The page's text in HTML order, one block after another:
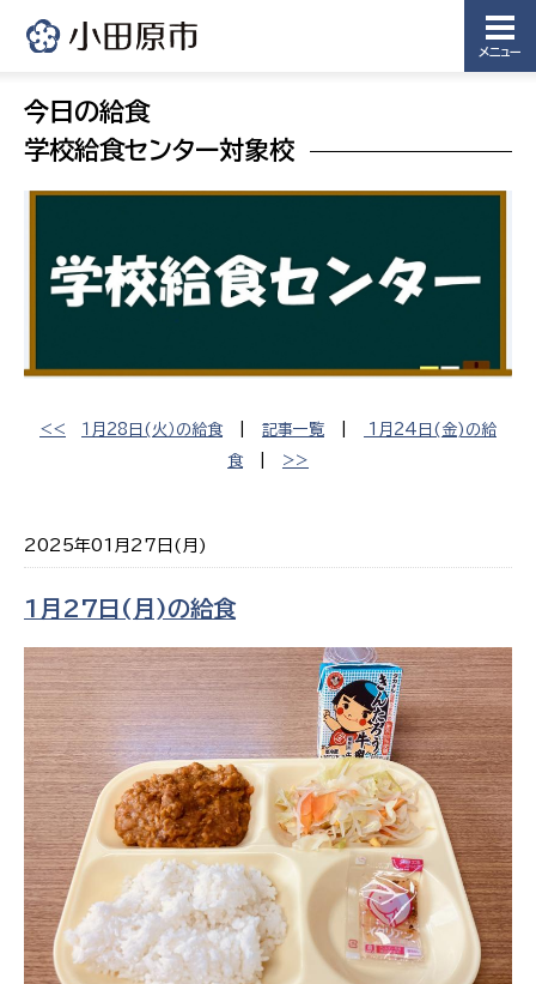
メニュー
今日の給食
学校給食センター対象校
<< １月28日(火）の給食 記事一覧
1月24日(金)の給
食
>>
2025年01月27日(月)
1月27日(月)の給食